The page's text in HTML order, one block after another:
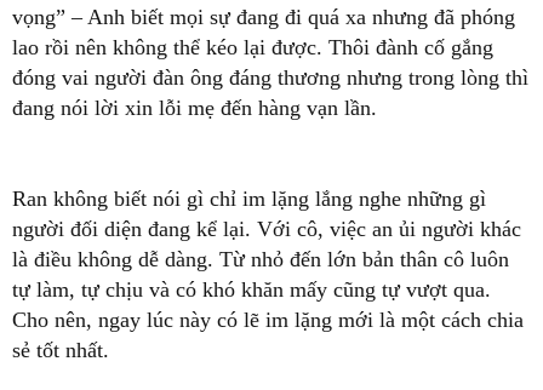
vọng” – Anh biết mọi sự đang đi quá xa nhưng đã phóng
lao rồi nên không thể kéo lại được. Thôi đành cố gắng
đóng vai người đàn ông đáng thương nhưng trong lòng thì
đang nói lời xin lỗi mẹ đến hàng vạn lần.
Ran không biết nói gì chỉ im lặng lắng nghe những gì
người đối diện đang kể lại. Với cô, việc an ủi người khác
là điều không dễ dàng. Từ nhỏ đến lớn bản thân cô luôn
tự làm, tự chịu và có khó khăn mấy cũng tự vượt qua.
Cho nên, ngay lúc này có lẽ im lặng mới là một cách chia
sẻ tốt nhất.